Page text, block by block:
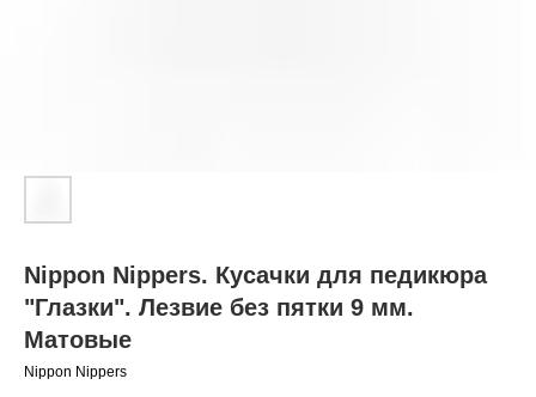
Nippon Nippers. Кусачки для педикюра
"Глазки". Лезвие без пятки 9 мм.
Матовые
Nippon Nippers